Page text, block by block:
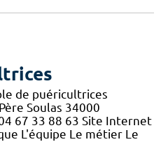
de puéricultrices
Soulas 34000
67 33 88 63 Site Internet
L'équipe Le métier Le